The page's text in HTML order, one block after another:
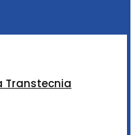
Transtecnia